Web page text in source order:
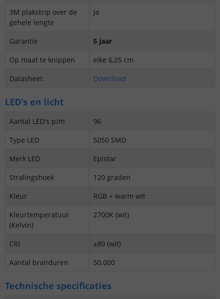
3M plakstrip over de
gehele lengte
Ja
Garantie
5 jaar
Op maat te knippen
elke 6,25 cm
Datasheet
Download
LED's en licht
Aantal LED's p/m
96
Type LED
5050 SMD
Merk LED
Epistar
Stralingshoek
120 graden
Kleur
RGB + warm wit
Kleurtemperatuur
(Kelvin)
2700K (wit)
CRI
±80 (wit)
Aantal branduren
50.000
Technische specificaties